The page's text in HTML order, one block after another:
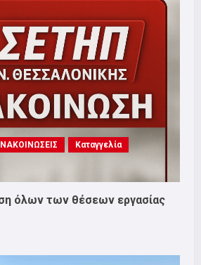
Καταγγελία
όλων των θέσεων εργασίας